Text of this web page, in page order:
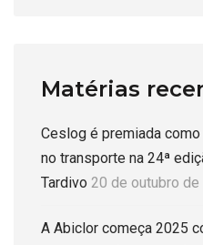
Matérias
Ceslog é premiada
no transporte na 24ª
Tardivo 20 de outubro de
A Abiclor começa 2025